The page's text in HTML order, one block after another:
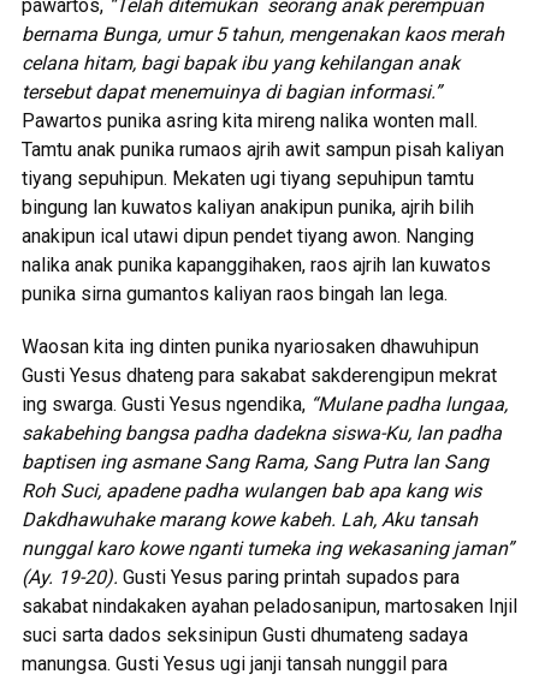
pawartos, “Telah ditemukan seorang anak perempuan
bernama Bunga, umur 5 tahun, mengenakan kaos merah
celana hitam, bagi bapak ibu yang kehilangan anak
tersebut dapat menemuinya di bagian informasi.”
Pawartos punika asring kita mireng nalika wonten mall.
Tamtu anak punika rumaos ajrih awit sampun pisah kaliyan
tiyang sepuhipun. Mekaten ugi tiyang sepuhipun tamtu
bingung lan kuwatos kaliyan anakipun punika, ajrih bilih
anakipun ical utawi dipun pendet tiyang awon. Nanging
nalika anak punika kapanggihaken, raos ajrih lan kuwatos
punika sirna gumantos kaliyan raos bingah lan lega.
Waosan kita ing dinten punika nyariosaken dhawuhipun
Gusti Yesus dhateng para sakabat sakderengipun mekrat
ing swarga. Gusti Yesus ngendika, “Mulane padha lungaa,
sakabehing bangsa padha dadekna siswa-Ku, lan padha
baptisen ing asmane Sang Rama, Sang Putra lan Sang
Roh Suci, apadene padha wulangen bab apa kang wis
Dakdhawuhake marang kowe kabeh. Lah, Aku tansah
nunggal karo kowe nganti tumeka ing wekasaning jaman”
(Ay. 19-20). Gusti Yesus paring printah supados para
sakabat nindakaken ayahan peladosanipun, martosaken Injil
suci sarta dados seksinipun Gusti dhumateng sadaya
manungsa. Gusti Yesus ugi janji tansah nunggil para